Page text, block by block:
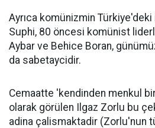
Ayrıca komünizmin
Suphi, 80 öncesi komünist
Aybar ve Behice Boran,
da sabetaycidir.
Cemaatte 'kendinden menkul
olarak görülen Ilgaz Zorlu bu
adina çalismaktadir (Zorlu'nun